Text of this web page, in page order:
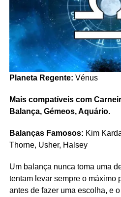
Planeta Regente: Vénus
Mais compatíveis com
Balança, Gémeos, Aquário.
Balanças Famosos: Kim
Thorne, Usher, Halsey
Um balança nunca toma uma
tentam levar sempre o máximo
antes de fazer uma escolha, e